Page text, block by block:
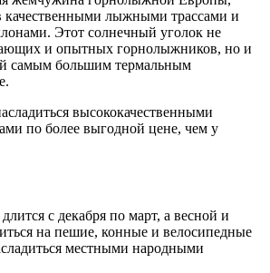
качественными лыжными трассами и
Этот солнечный уголок не
и опытных горнолыжников, но и
самым большим термальным
высококачественными
по более выгодной цене, чем у
с декабря по март, а весной и
на пешие, конные и велосипедные
местными народными